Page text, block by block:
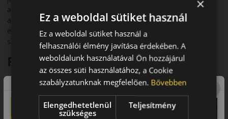
abroncsának téli változata. Kifejezetten azok számára készült,
akik télen sem szeretnének lemondani a sportos vezetési
élményről. A modell 3PMSF minősítéssel rendelkezik, így
szigorú téli körülmények között is biztonságos választás.
Fő előnyök és jellemzők
• Sportautókhoz és nagy teljesítményű járművekhez fejlesztve
• Kiváló tapadás hóban, jégen és nedves úton
• Sportos kezelhetőség és rövid fékút
×
Ez a weboldal sütiket használ
Ez a weboldal sütiket használ a
felhasználói élmény javítása érdekében. A
weboldalunk használatával Ön hozzájárul
az összes süti használatához, a Cookie
szabályzatunknak megfelelően. Bővebben
Elengedhetetlenül
szükséges
Teljesítmény